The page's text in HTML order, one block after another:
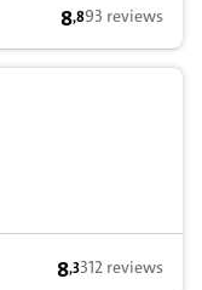
8,8 op basis van
8,893 reviews
8,3 op basis van
8,3312 reviews